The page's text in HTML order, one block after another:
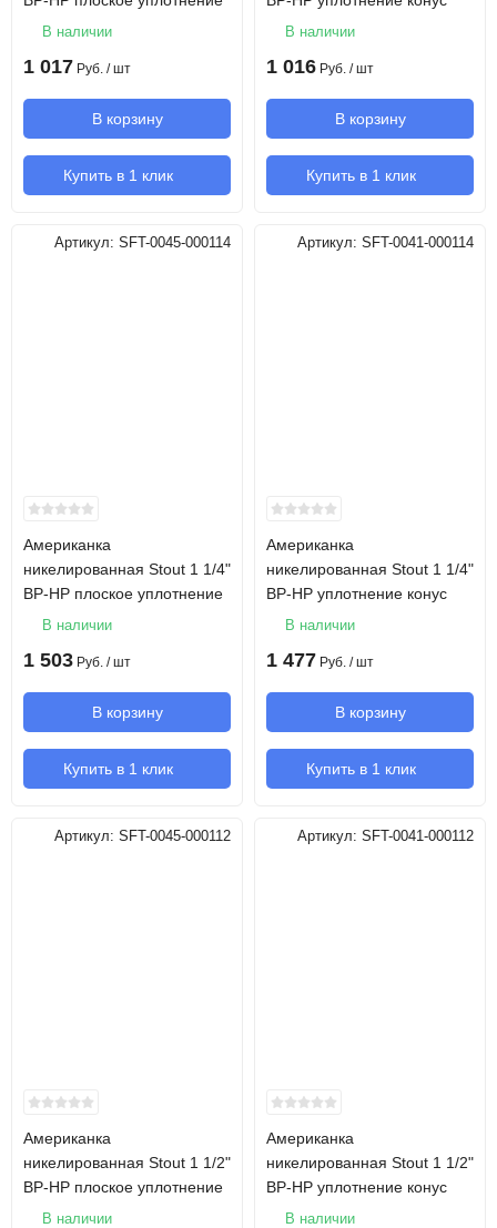
В наличии
1 017 Руб. / шт
В корзину
Купить в 1 клик
В наличии
1 016 Руб. / шт
В корзину
Купить в 1 клик
Артикул: SFT-0045-000114
Американка
никелированная Stout 1 1/4"
ВР-НР плоское уплотнение
В наличии
1 503 Руб. / шт
В корзину
Купить в 1 клик
Артикул: SFT-0041-000114
Американка
никелированная Stout 1 1/4"
ВР-НР уплотнение конус
В наличии
1 477 Руб. / шт
В корзину
Купить в 1 клик
Артикул: SFT-0045-000112
Американка
никелированная Stout 1 1/2"
ВР-НР плоское уплотнение
В наличии
Артикул: SFT-0041-000112
Американка
никелированная Stout 1 1/2"
ВР-НР уплотнение конус
В наличии